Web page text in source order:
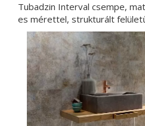
Tubadzin Interval csempe,
es mérettel, strukturált